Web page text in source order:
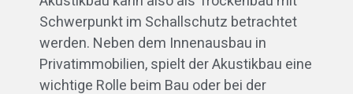
Schwerpunkt im Schallschutz betrachtet
werden. Neben dem Innenausbau in
Privatimmobilien, spielt der Akustikbau eine
wichtige Rolle beim Bau oder bei der